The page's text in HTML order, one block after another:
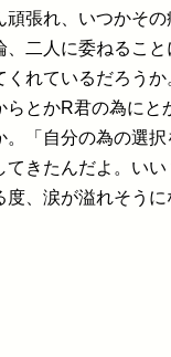
張れ、いつかそ
二人に委ねること
れているだろう
とかR君の為に
。「自分の為の選
きたんだよ。い
、涙が溢れそうに